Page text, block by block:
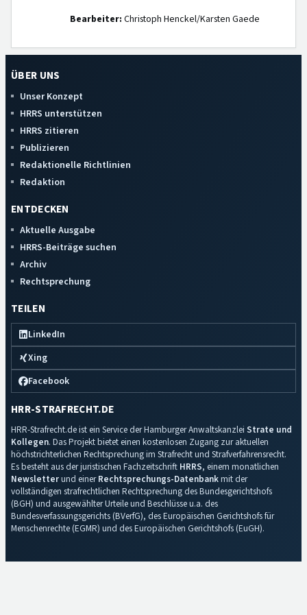
Bearbeiter: Christoph Henckel/Karsten Gaede
ÜBER UNS
Unser Konzept
HRRS unterstützen
HRRS zitieren
Publizieren
Redaktionelle Richtlinien
Redaktion
ENTDECKEN
Aktuelle Ausgabe
HRRS-Beiträge suchen
Archiv
Rechtsprechung
TEILEN
LinkedIn
Xing
Facebook
HRR-STRAFRECHT.DE
HRR-Strafrecht.de ist ein Service der Hamburger Anwaltskanzlei Strate und
Kollegen. Das Projekt bietet einen kostenlosen Zugang zur aktuellen
höchstrichterlichen Rechtsprechung im Strafrecht und Strafverfahrensrecht.
Es besteht aus der juristischen Fachzeitschrift HRRS, einem monatlichen
Newsletterund einerRechtsprechungs-Datenbankmit der
vollständigen strafrechtlichen Rechtsprechung des Bundesgerichtshofs
(BGH) und ausgewählter Urteile und Beschlüsse u.a. des
Bundesverfassungsgerichts (BVerfG), des Europäischen Gerichtshofs für
Menschenrechte (EGMR) und des Europäischen Gerichtshofs (EuGH).